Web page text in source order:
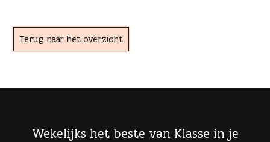
Terug naar het overzicht
Wekelijks het beste van Klasse in je